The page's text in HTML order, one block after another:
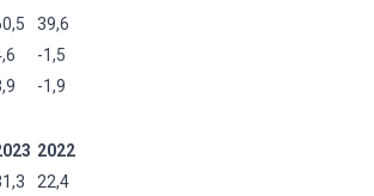
39,6
-1,5
-1,9
2022
22,4